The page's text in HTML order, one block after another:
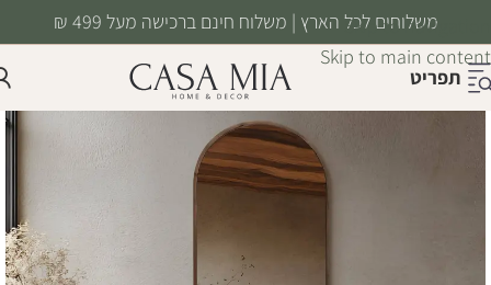
Skip to navigation
Skip to main content
משלוחים לכל הארץ | משלוח חינם ברכישה מעל 499 ₪
תפריט